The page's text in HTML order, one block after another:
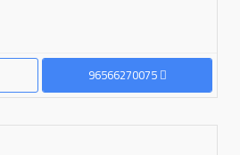
96566270075